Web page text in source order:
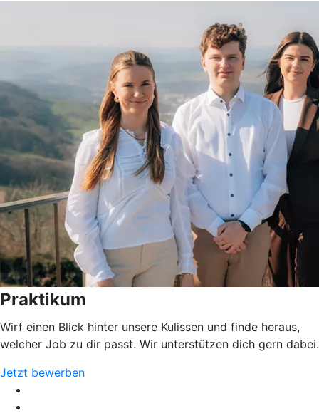
Praktikum
Wirf einen Blick hinter unsere Kulissen und finde heraus,
welcher Job zu dir passt. Wir unterstützen dich gern dabei.
Jetzt bewerben